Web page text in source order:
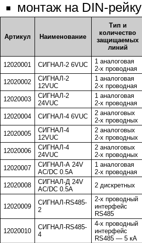
монтаж на DIN-рейку
Артикул Наименование
Тип и
количество
защищаемых
линий
12020001
СИГНАЛ-2 6VUC
1 аналоговая
2-х проводная
12020002
СИГНАЛ-2
12VUC
1 аналоговая
2-х проводная
12020003
СИГНАЛ-2
24VUC
1 аналоговая
2-х проводная
12020004 СИГНАЛ-4 6VUC
2 аналоговых
2-х проводных
12020005
СИГНАЛ-4
12VUC
2 аналоговых
2-х проводных
12020006
СИГНАЛ-4
24VUC
2 аналоговых
2-х проводных
12020007
СИГНАЛ-А 24V
AC/DC 0.5A
1 аналоговая
2-х проводная
12020008
СИГНАЛ-Д 24V
AC/DC 0.5A
2 дискретных
12020009
СИГНАЛ-RS485-
2
2-х проводный
интерфейс
RS485
12020010
СИГНАЛ-RS485-
4
4-х проводный
интерфейс
RS485 — 5 кА